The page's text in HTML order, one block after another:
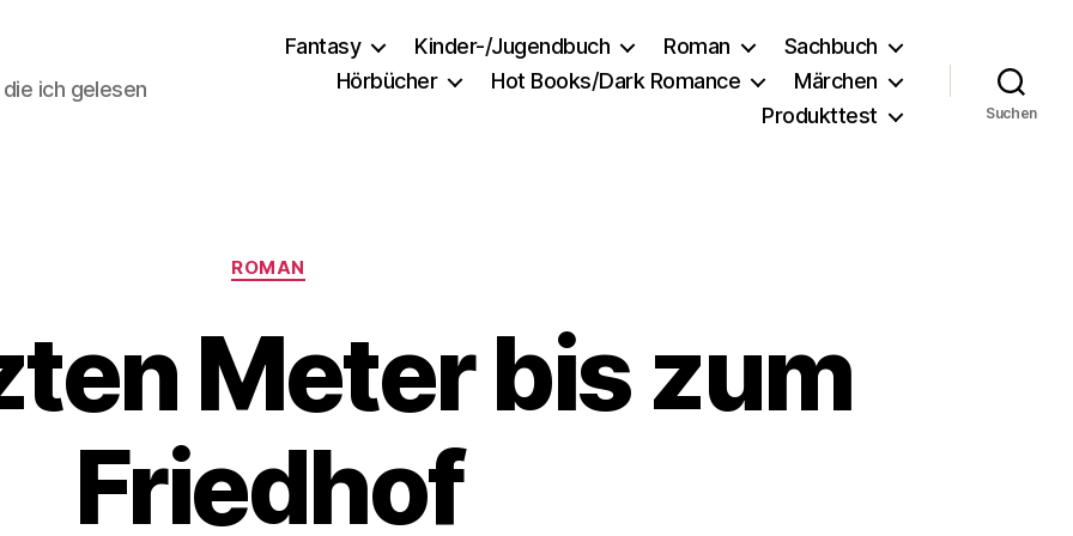
ich gelesen
Fantasy Kinder-/Jugendbuch Roman
Sachbuch
Hörbücher
Hot Books/Dark Romance
Märchen
Produkttest
Suchen
Kategorien
ROMAN
Meter bis zum
Friedhof